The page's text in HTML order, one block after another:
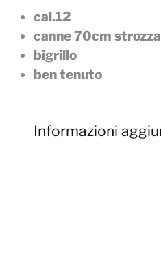
cal.12
canne 70cm
bigrillo
ben tenuto
Informazioni